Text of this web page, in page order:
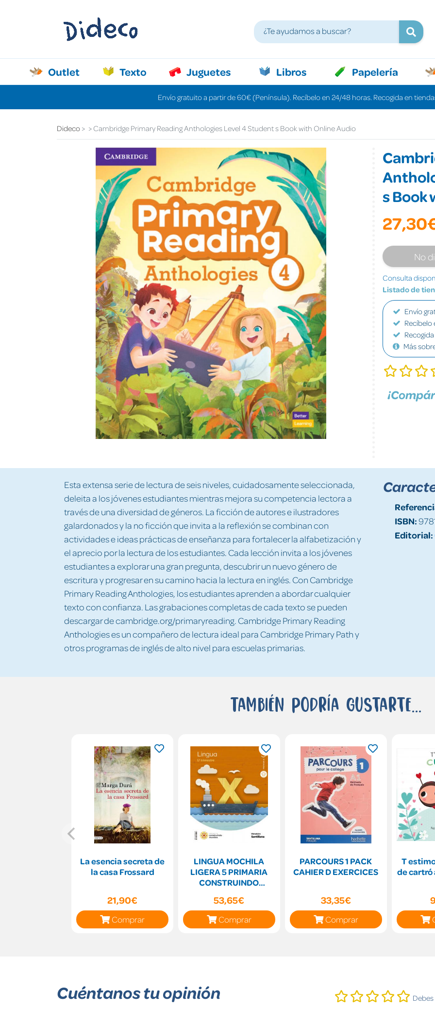
Outlet Texto Juguetes Libros Papelería
Envío gratuito a partir de 60€ (Península). Recíbelo en 24/48 horas. Recogida en
Dideco Cambridge Primary Reading Anthologies Level 4 Student s Book with Online Audio
s Book
No
Consulta
Listado de
Envío
Recíbelo
Más
Esta extensa serie de lectura de seis niveles, cuidadosamente seleccionada,
deleita a los jóvenes estudiantes mientras mejora su competencia lectora a
través de una diversidad de géneros. La ficción de autores e ilustradores
galardonados y la no ficción que invita a la reflexión se combinan con
actividades e ideas prácticas de enseñanza para fortalecer la alfabetización y
el aprecio por la lectura de los estudiantes. Cada lección invita a los jóvenes
estudiantes a explorar una gran pregunta, descubrir un nuevo género de
escritura y progresar en su camino hacia la lectura en inglés. Con Cambridge
Primary Reading Anthologies, los estudiantes aprenden a abordar cualquier
texto con confianza. Las grabaciones completas de cada texto se pueden
descargar de cambridge.org/primaryreading. Cambridge Primary Reading
Anthologies es un compañero de lectura ideal para Cambridge Primary Path y
otros programas de inglés de alto nivel para escuelas primarias.
ISBN:
Editorial:
También podría gustarte...
La esencia secreta de
la casa Frossard
21,90€
Comprar
LINGUA MOCHILA
LIGERA 5 PRIMARIA
CONSTRUINDO
53,65€
Comprar
PARCOURS 1 PACK
CAHIER D EXERCICES
33,35€
Comprar
T
de cartró
Cuéntanos tu opinión